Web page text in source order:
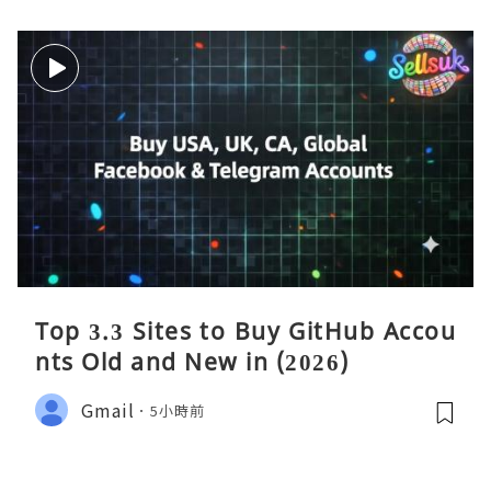
Top 3.3 Sites to Buy GitHub Accou
nts Old and New in (2026)
Gmail 5小時前